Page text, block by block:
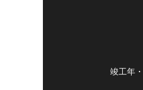
竣工年・